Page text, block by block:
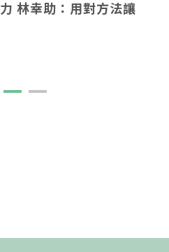
灣首個生態系服務功